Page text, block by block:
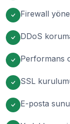
Firewall
DDoS
Performans
SSL
E-posta